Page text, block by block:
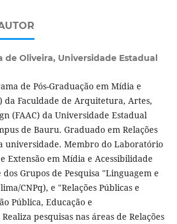
de Oliveira, Universidade Estadual
de Pós-Graduação em Mídia e
da Faculdade de Arquitetura, Artes,
(FAAC) da Universidade Estadual
de Bauru. Graduado em Relações
universidade. Membro do Laboratório
Extensão em Mídia e Acessibilidade
Grupos de Pesquisa "Linguagem e
CNPq), e "Relações Públicas e
Pública, Educação e
pesquisas nas áreas de Relações